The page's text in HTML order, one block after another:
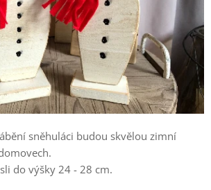
sněhuláci budou skvělou zimní
do výšky 24 - 28 cm.